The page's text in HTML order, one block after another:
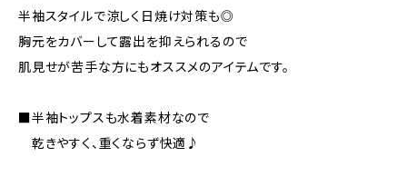
半袖スタイルで涼しく日焼け対策も◎
胸元をカバーして露出を抑えられるので
肌見せが苦手な方にもオススメのアイテムです。
■半袖トップスも水着素材なので
乾きやすく、重くならず快適♪